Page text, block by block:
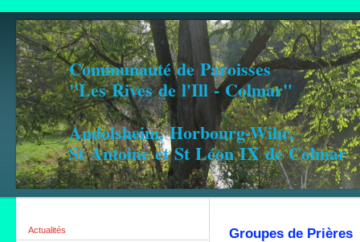
Communauté de Paroisses
"Les Rives de l'Ill - Colmar"
Andolsheim, Horbourg-Wihr,
St Antoine et St Léon IX de Colmar
Actualités
Groupes de Prières